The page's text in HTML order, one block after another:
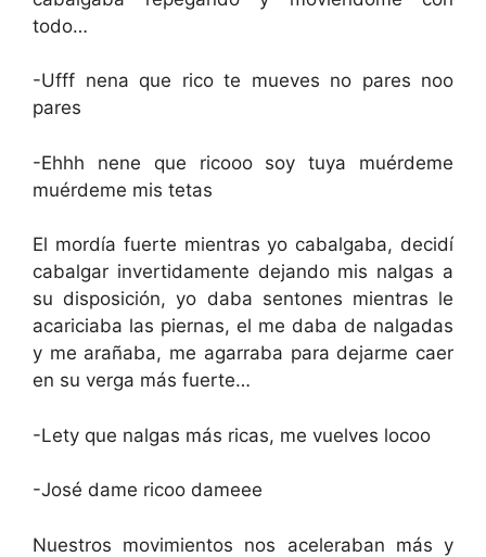
todo…
-Ufff nena que rico te mueves no pares noo
pares
-Ehhh nene que ricooo soy tuya muérdeme
muérdeme mis tetas
El mordía fuerte mientras yo cabalgaba, decidí
cabalgar invertidamente dejando mis nalgas a
su disposición, yo daba sentones mientras le
acariciaba las piernas, el me daba de nalgadas
y me arañaba, me agarraba para dejarme caer
en su verga más fuerte…
-Lety que nalgas más ricas, me vuelves locoo
-José dame ricoo dameee
Nuestros movimientos nos aceleraban más y